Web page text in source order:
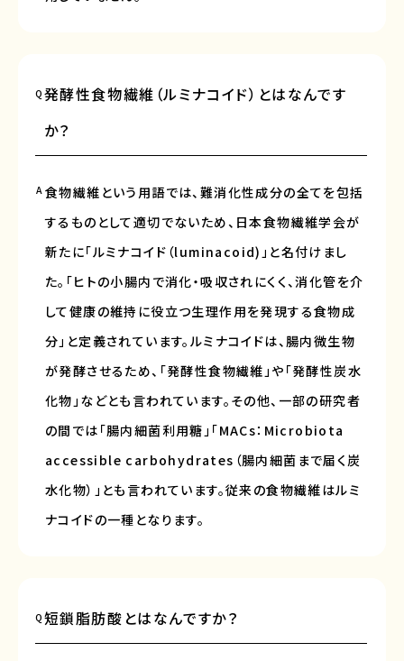
Q 発酵性食物繊維（ルミナコイド）とはなんです
か？
A 食物繊維という用語では、難消化性成分の全てを包括
するものとして適切でないため、日本食物繊維学会が
新たに「ルミナコイド（luminacoid)」と名付けまし
た。「ヒトの小腸内で消化・吸収されにくく、消化管を介
して健康の維持に役立つ生理作用を発現する食物成
分」と定義されています。ルミナコイドは、腸内微生物
が発酵させるため、「発酵性食物繊維」や「発酵性炭水
化物」などとも言われています。その他、一部の研究者
の間では「腸内細菌利用糖」「MACs：Microbiota
accessible carbohydrates（腸内細菌まで届く炭
水化物）」とも言われています。従来の食物繊維はルミ
ナコイドの一種となります。
Q 短鎖脂肪酸とはなんですか？